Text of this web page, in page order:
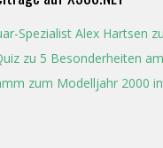
Spezialist Alex Hartsen
zu 5 Besonderheiten
zum Modelljahr 2000